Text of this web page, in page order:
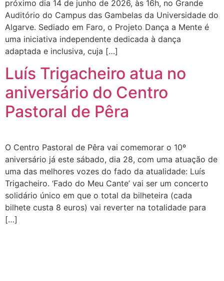
próximo dia 14 de junho de 2026, às 16h, no Grande
Auditório do Campus das Gambelas da Universidade do
Algarve. Sediado em Faro, o Projeto Dança a Mente é
uma iniciativa independente dedicada à dança
adaptada e inclusiva, cuja […]
Luís Trigacheiro atua no
aniversário do Centro
Pastoral de Pêra
O Centro Pastoral de Pêra vai comemorar o 10º
aniversário já este sábado, dia 28, com uma atuação de
uma das melhores vozes do fado da atualidade: Luís
Trigacheiro. ‘Fado do Meu Cante’ vai ser um concerto
solidário único em que o total da bilheteira (cada
bilhete custa 8 euros) vai reverter na totalidade para
[…]